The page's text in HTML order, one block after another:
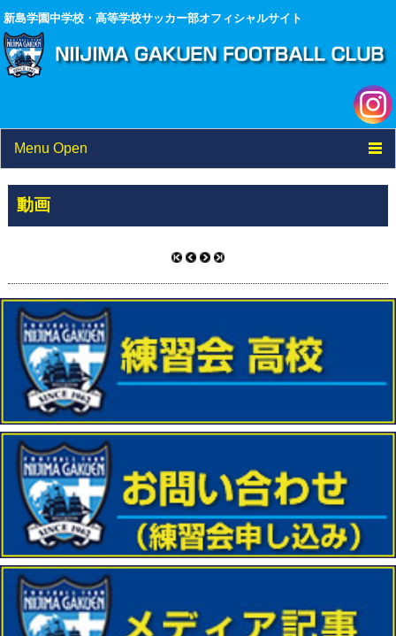
新島学園中学校・高等学校サッカー部オフィシャルサイト
Menu Open
TOP
フォトアルバム
ブログ
戦績/進路
動画
動画